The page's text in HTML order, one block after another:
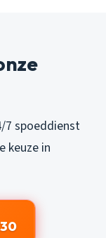
7 spoeddienst
keuze in